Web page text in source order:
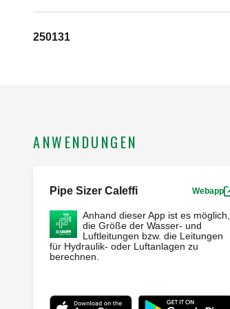
250131
ANWENDUNGEN
Pipe Sizer Caleffi Webapp
Anhand dieser App ist es möglich,
die Größe der Wasser- und
Luftleitungen bzw. die Leitungen
für Hydraulik- oder Luftanlagen zu
berechnen.